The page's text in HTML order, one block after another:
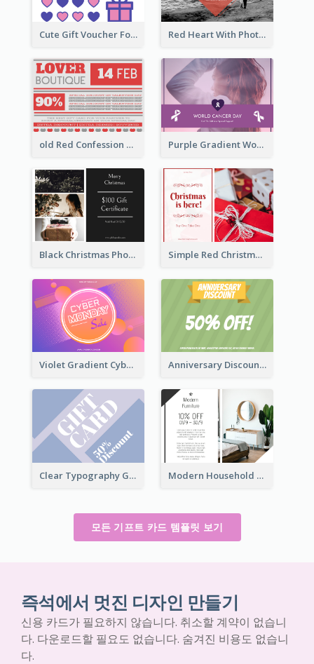
Cute Gift Voucher For Your Date Design Ideas Red Heart With Photo Valentines Day Gift Card
old Red Confession Gift Card Design Template Purple Gradient World Cancer Day Gift Card
Black Christmas Photos 100 Dollar Gift Card Simple Red Christmas Is Here Gift Card
Violet Gradient Cyber Monday Sale Gift Card Anniversary Discount Gift Card
Clear Typography Gift Card Modern Household Products Gift Card
모든 기프트 카드 템플릿 보기
즉석에서 멋진 디자인 만들기
신용 카드가 필요하지 않습니다. 취소할 계약이 없습니
다. 다운로드할 필요도 없습니다. 숨겨진 비용도 없습니
다.